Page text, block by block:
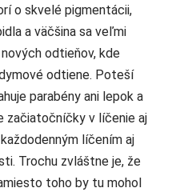
o skvelé pigmentácii,
a väčšina sa veľmi
odtieňov, kde
odtiene. Poteší
parabény ani lepok a
začiatočníčky v líčenie aj
líčením aj
Trochu zvláštne je, že
toho by tu mohol